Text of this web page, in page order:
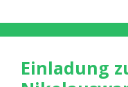
Einladung